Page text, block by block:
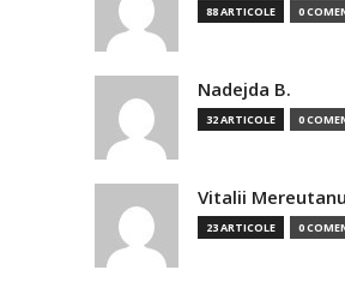
88 ARTICOLE 0
Nadejda B.
32 ARTICOLE 0
Vitalii Mereutanu
23 ARTICOLE 0